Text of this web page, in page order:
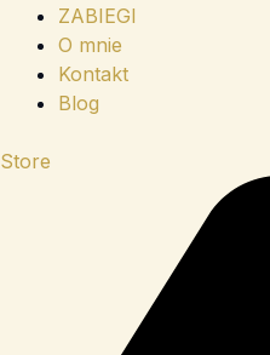
ZABIEGI
O mnie
Kontakt
Blog
Store